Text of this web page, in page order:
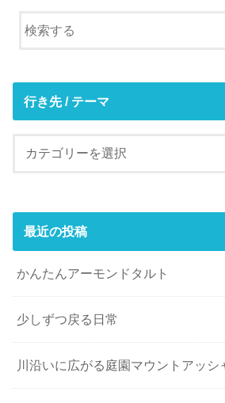
行き先 / テーマ
最近の投稿
かんたんアーモンドタルト
少しずつ戻る日常
川沿いに広がる庭園マウントアッシ